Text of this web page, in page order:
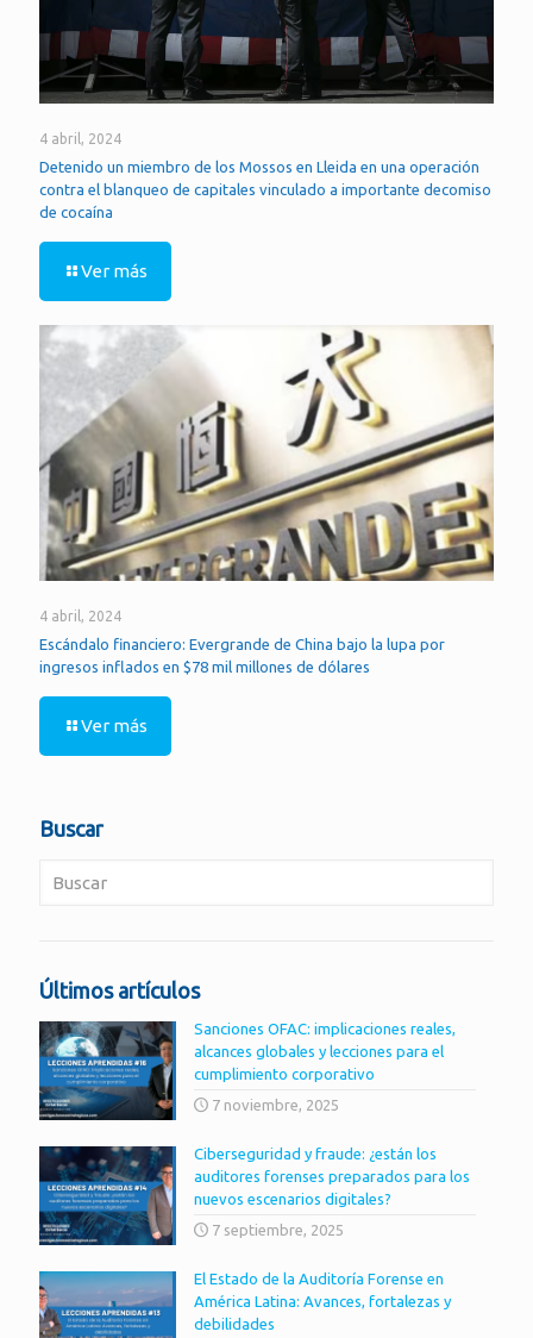
4 abril, 2024
Detenido un miembro de los Mossos en Lleida en una operación
contra el blanqueo de capitales vinculado a importante decomiso
de cocaína
Ver más
4 abril, 2024
Escándalo financiero: Evergrande de China bajo la lupa por
ingresos inflados en $78 mil millones de dólares
Ver más
Buscar
Últimos artículos
Sanciones OFAC: implicaciones reales,
alcances globales y lecciones para el
cumplimiento corporativo
7 noviembre, 2025
Ciberseguridad y fraude: ¿están los
auditores forenses preparados para los
nuevos escenarios digitales?
7 septiembre, 2025
El Estado de la Auditoría Forense en
América Latina: Avances, fortalezas y
debilidades